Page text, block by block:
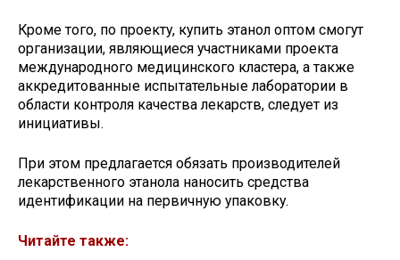
Кроме того, по проекту, купить этанол оптом смогут
организации, являющиеся участниками проекта
международного медицинского кластера, а также
аккредитованные испытательные лаборатории в
области контроля качества лекарств, следует из
инициативы.
При этом предлагается обязать производителей
лекарственного этанола наносить средства
идентификации на первичную упаковку.
Читайте также: